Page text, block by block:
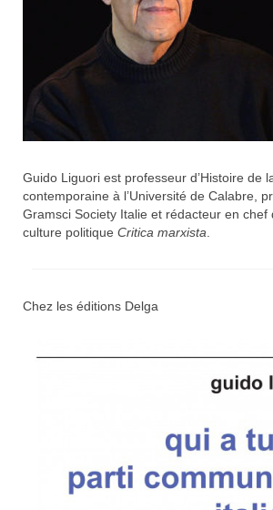
Guido Liguori est professeur d’Histoire de
contemporaine à l’Université de Calabre,
Gramsci Society Italie et rédacteur en chef
culture politique Critica marxista
Chez les éditions Delga